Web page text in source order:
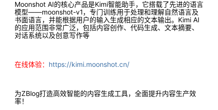
Moonshot AI的核心产品是Kimi智能助手，它搭载了先进的语言
模型——moonshot-v1，专门训练用于处理和理解自然语言及
书面语言，并能根据用户的输入生成相应的文本输出。Kimi AI
的应用范围非常广泛，包括内容创作、代码生成、文本摘要、
对话系统以及创意写作等
在线体验： https://kimi.moonshot.cn/
为ZBlog打造高效智能的内容生成工具，全面提升内容生产效
率！